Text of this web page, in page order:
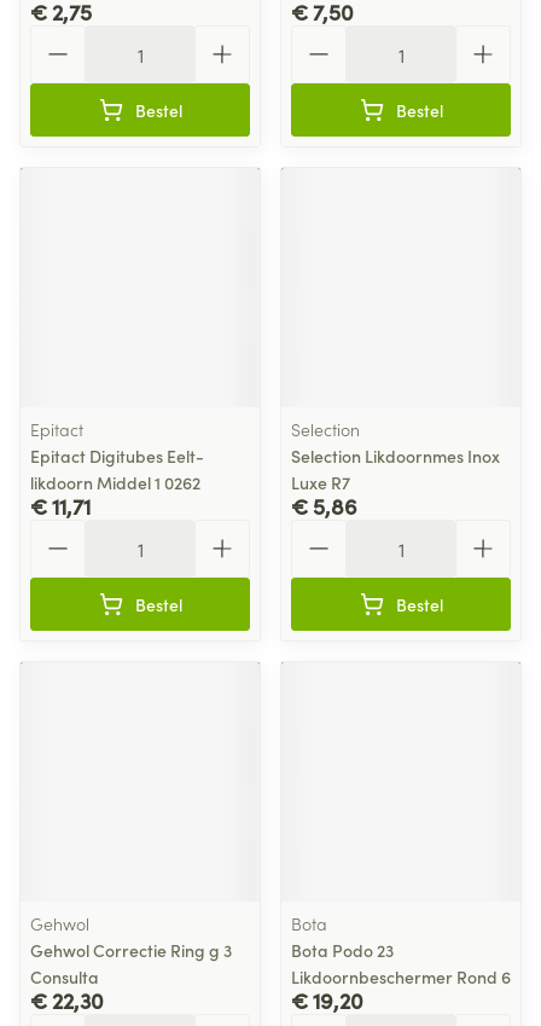
€ 2,75
Bestel
€ 7,50
Bestel
Epitact
Epitact Digitubes Eelt-
likdoorn Middel 1 0262
€ 11,71
Bestel
Selection
Selection Likdoornmes Inox
Luxe R7
€ 5,86
Bestel
Gehwol
Gehwol Correctie Ring g 3
Consulta
€ 22,30
Bota
Bota Podo 23
Likdoornbeschermer Rond 6
€ 19,20